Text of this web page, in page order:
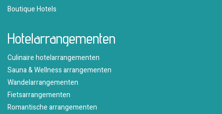
Boutique Hotels
Hotelarrangementen
Culinaire hotelarrangementen
Sauna & Wellness arrangementen
Wandelarrangementen
Fietsarrangementen
Romantische arrangementen